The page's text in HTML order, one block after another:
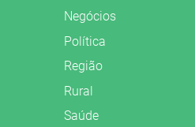
Negócios
Política
Região
Rural
Saúde